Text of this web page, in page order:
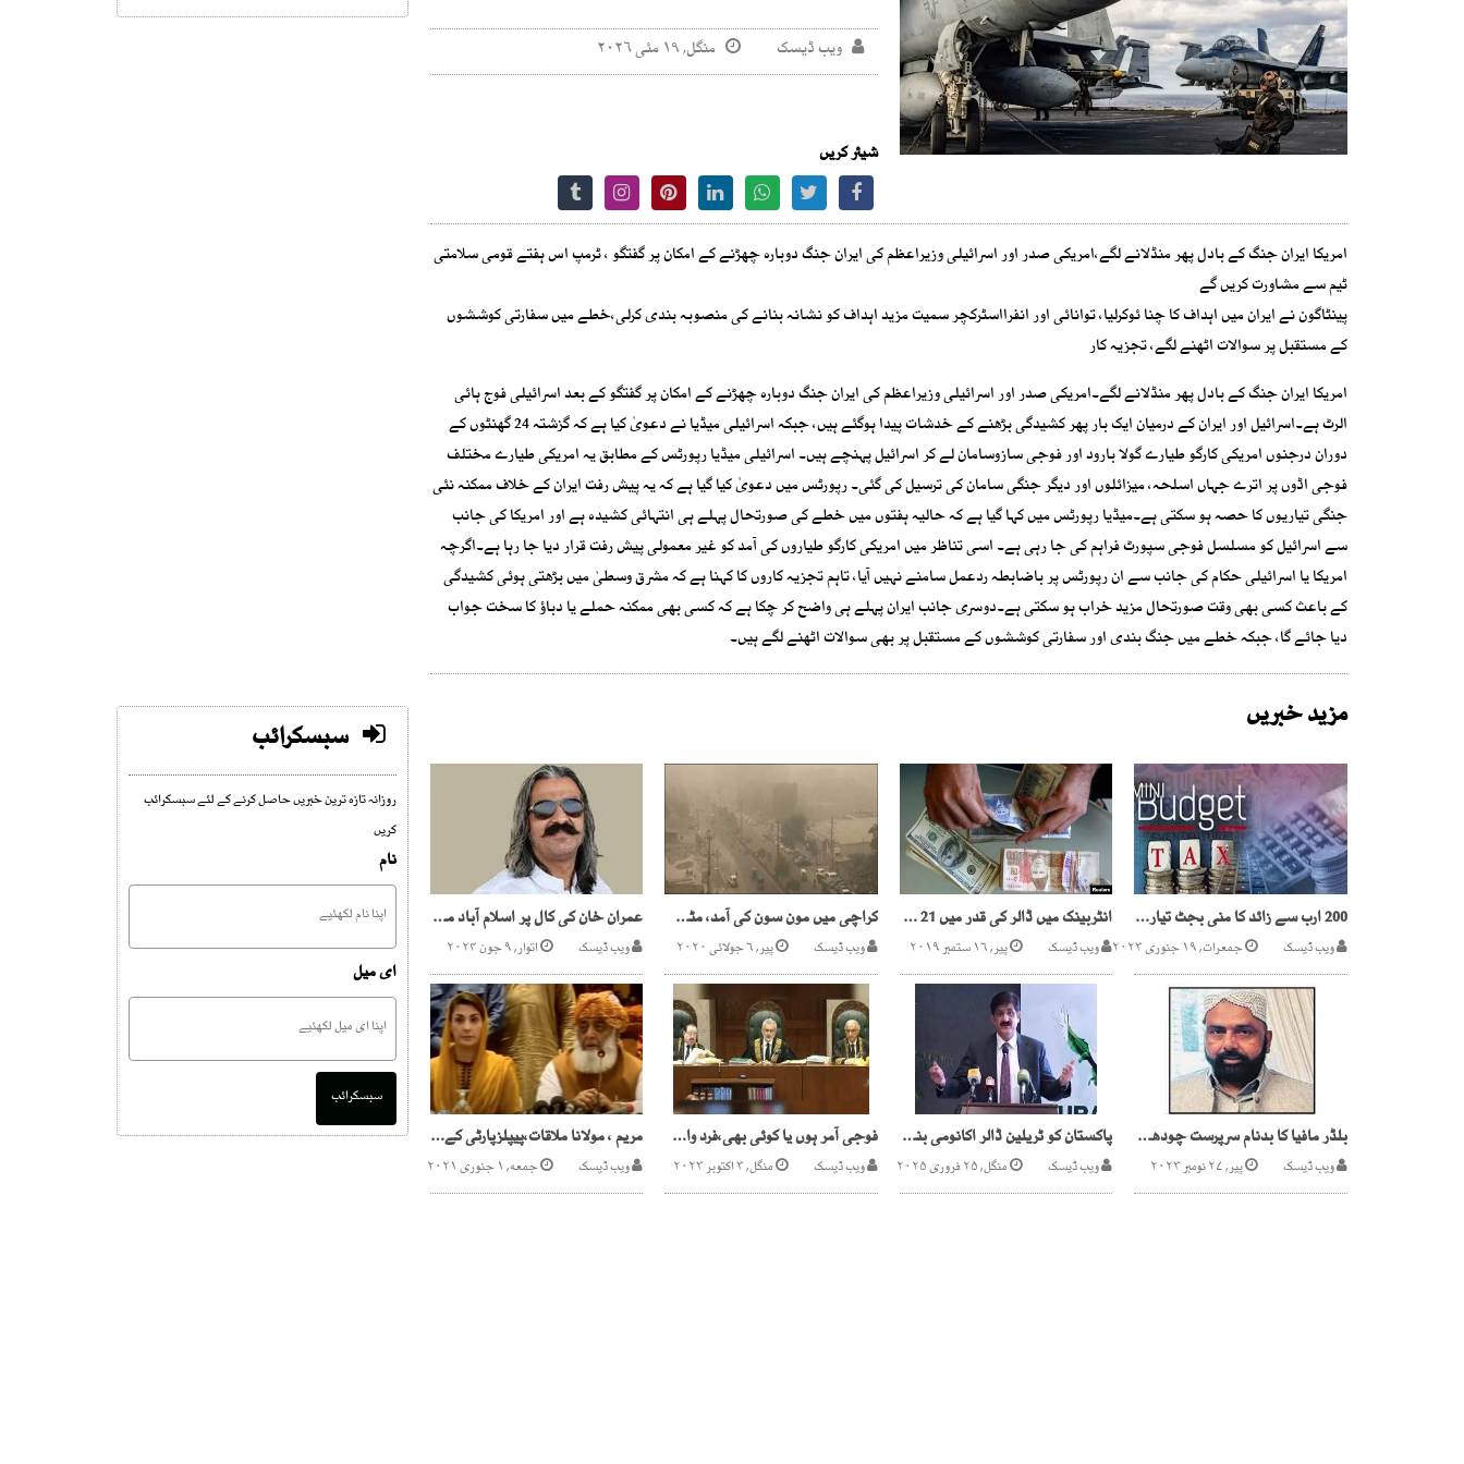
ویب ڈیسک منگل, ۱۹ مئی ۲۰۲۶
شیئر کریں
امریکا ایران جنگ کے بادل پھر منڈلانے لگے،امریکی صدر اور اسرائیلی وزیراعظم کی ایران جنگ دوبارہ چھڑنے کے امکان پر گفتگو ، ٹرمپ اس ہفتے قومی سلامتی
ٹیم سے مشاورت کریں گے
پینٹاگون نے ایران میں اہداف کا چنا ئوکرلیا، توانائی اور انفرااسٹرکچر سمیت مزید اہداف کو نشانہ بنانے کی منصوبہ بندی کرلی،خطے میں سفارتی کوششوں
کے مستقبل پر سوالات اٹھنے لگے، تجزیہ کار
امریکا ایران جنگ کے بادل پھر منڈلانے لگے۔امریکی صدر اور اسرائیلی وزیراعظم کی ایران جنگ دوبارہ چھڑنے کے امکان پر گفتگو کے بعد اسرائیلی فوج ہائی
الرٹ ہے۔اسرائیل اور ایران کے درمیان ایک بار پھر کشیدگی بڑھنے کے خدشات پیدا ہوگئے ہیں، جبکہ اسرائیلی میڈیا نے دعویٰ کیا ہے کہ گزشتہ 24 گھنٹوں کے
دوران درجنوں امریکی کارگو طیارے گولا بارود اور فوجی سازوسامان لے کر اسرائیل پہنچے ہیں۔ اسرائیلی میڈیا رپورٹس کے مطابق یہ امریکی طیارے مختلف
فوجی اڈوں پر اترے جہاں اسلحہ، میزائلوں اور دیگر جنگی سامان کی ترسیل کی گئی۔ رپورٹس میں دعویٰ کیا گیا ہے کہ یہ پیش رفت ایران کے خلاف ممکنہ نئی
جنگی تیاریوں کا حصہ ہو سکتی ہے۔میڈیا رپورٹس میں کہا گیا ہے کہ حالیہ ہفتوں میں خطے کی صورتحال پہلے ہی انتہائی کشیدہ ہے اور امریکا کی جانب
سے اسرائیل کو مسلسل فوجی سپورٹ فراہم کی جا رہی ہے۔ اسی تناظر میں امریکی کارگو طیاروں کی آمد کو غیر معمولی پیش رفت قرار دیا جا رہا ہے۔اگرچہ
امریکا یا اسرائیلی حکام کی جانب سے ان رپورٹس پر باضابطہ ردعمل سامنے نہیں آیا، تاہم تجزیہ کاروں کا کہنا ہے کہ مشرق وسطیٰ میں بڑھتی ہوئی کشیدگی
کے باعث کسی بھی وقت صورتحال مزید خراب ہو سکتی ہے۔دوسری جانب ایران پہلے ہی واضح کر چکا ہے کہ کسی بھی ممکنہ حملے یا دباؤ کا سخت جواب
دیا جائے گا، جبکہ خطے میں جنگ بندی اور سفارتی کوششوں کے مستقبل پر بھی سوالات اٹھنے لگے ہیں۔
مزید خبریں
200 ارب سے زائد کا منی بجٹ تیار،رواں ماہ آرڈیننس لایا جائے گا
ویب ڈیسک جمعرات, ۱۹ جنوری ۲۰۲۳
انٹربینک میں ڈالر کی قدر میں 21 پیسے اضافہ
ویب ڈیسک پیر, ۱۶ ستمبر ۲۰۱۹
کراچی میں مون سون کی آمد، مٹی کا طوفان‘ بوندا باندی
ویب ڈیسک پیر, ۶ جولائی ۲۰۲۰
عمران خان کی کال پر اسلام آباد میں کوئی نہیں بیٹھ سکے گا،وزیر اعلیٰ کے پی
ویب ڈیسک اتوار, ۹ جون ۲۰۲۴
بلڈر مافیا کا بدنام سرپرست چودھری نظام آرائیں آپے سے باہر
ویب ڈیسک پیر, ۲۷ نومبر ۲۰۲۳
پاکستان کو ٹریلین ڈالر اکانومی بنانا مشکل نہیں ،وزیراعلیٰ سندھ
ویب ڈیسک منگل, ۲۵ فروری ۲۰۲۵
فوجی آمر ہوں یا کوئی بھی،فرد واحد کا اختیار تباہی پھیلاتا ہے، چیف جسٹس
ویب ڈیسک منگل, ۳ اکتوبر ۲۰۲۳
مریم ، مولانا ملاقات،پیپلزپارٹی کے حوالے سے تحفظات کا اظہار
ویب ڈیسک جمعه, ۱ جنوری ۲۰۲۱
سبسکرائب
روزانہ تازہ ترین خبریں حاصل کرنے کے لئے سبسکرائب
کریں
نام
ای میل
سبسکرائب